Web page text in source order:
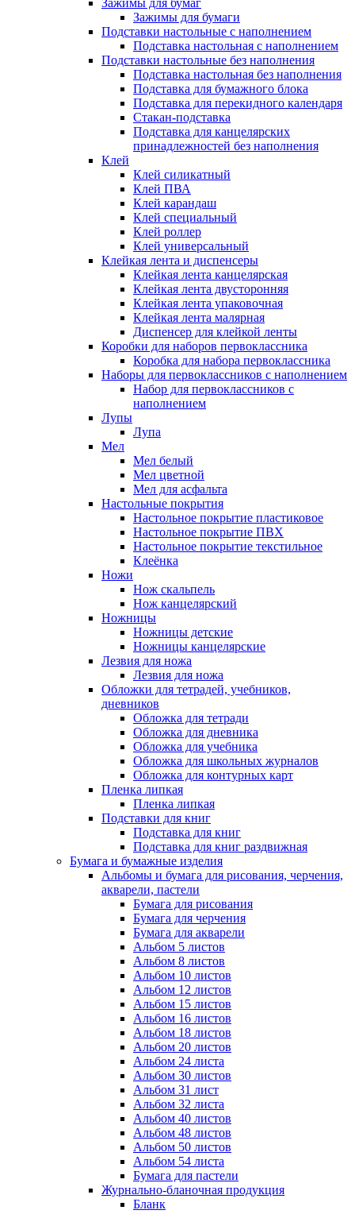
Зажимы для бумаг
Зажимы для бумаги
Подставки настольные с наполнением
Подставка настольная с наполнением
Подставки настольные без наполнения
Подставка настольная без наполнения
Подставка для бумажного блока
Подставка для перекидного календаря
Стакан-подставка
Подставка для канцелярских
принадлежностей без наполнения
Клей
Клей силикатный
Клей ПВА
Клей карандаш
Клей специальный
Клей роллер
Клей универсальный
Клейкая лента и диспенсеры
Клейкая лента канцелярская
Клейкая лента двусторонняя
Клейкая лента упаковочная
Клейкая лента малярная
Диспенсер для клейкой ленты
Коробки для наборов первоклассника
Коробка для набора первоклассника
Наборы для первоклассников с наполнением
Набор для первоклассников с
наполнением
Лупы
Лупа
Мел
Мел белый
Мел цветной
Мел для асфальта
Настольные покрытия
Настольное покрытие пластиковое
Настольное покрытие ПВХ
Настольное покрытие текстильное
Клеёнка
Ножи
Нож скальпель
Нож канцелярский
Ножницы
Ножницы детские
Ножницы канцелярские
Лезвия для ножа
Лезвия для ножа
Обложки для тетрадей, учебников,
дневников
Обложка для тетради
Обложка для дневника
Обложка для учебника
Обложка для школьных журналов
Обложка для контурных карт
Пленка липкая
Пленка липкая
Подставки для книг
Подставка для книг
Подставка для книг раздвижная
Бумага и бумажные изделия
Альбомы и бумага для рисования, черчения,
акварели, пастели
Бумага для рисования
Бумага для черчения
Бумага для акварели
Альбом 5 листов
Альбом 8 листов
Альбом 10 листов
Альбом 12 листов
Альбом 15 листов
Альбом 16 листов
Альбом 18 листов
Альбом 20 листов
Альбом 24 листа
Альбом 30 листов
Альбом 31 лист
Альбом 32 листа
Альбом 40 листов
Альбом 48 листов
Альбом 50 листов
Альбом 54 листа
Бумага для пастели
Журнально-бланочная продукция
Бланк